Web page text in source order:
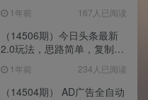
1年前 167人已阅读
（14506期）今日头条最新
2.0玩法，思路简单，复制粘
2000+
1年前 234人已阅读
（14504期） AD广告全自动